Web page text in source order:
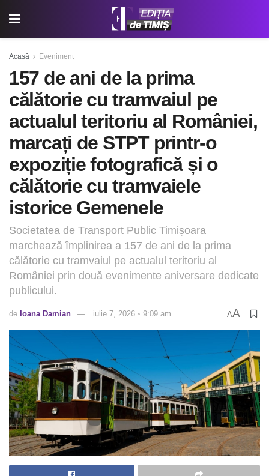
Acasă Eveniment
157 de ani de la prima
călătorie cu tramvaiul pe
actualul teritoriu al României,
marcați de STPT printr-o
expoziție fotografică și o
călătorie cu tramvaiele
istorice Gemenele
Societatea de Transport Public Timișoara
marchează împlinirea a 157 de ani de la prima
călătorie cu tramvaiul pe actualul teritoriu al
României prin două evenimente aniversare dedicate
publicului.
de Ioana Damian iulie 7, 2026 ◦ 9:09 am AA